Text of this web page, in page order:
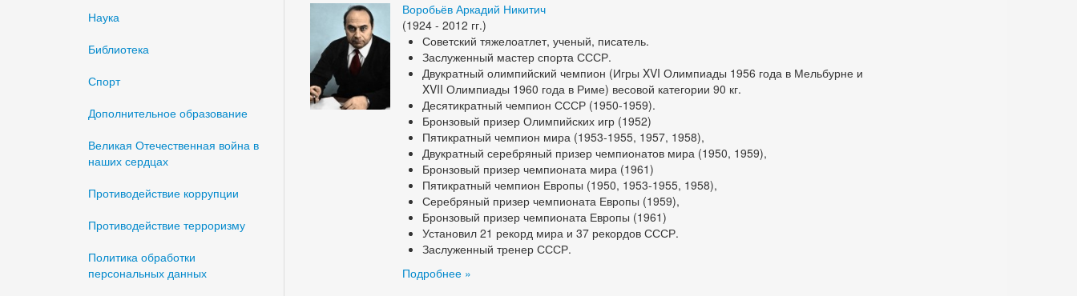
Наука
Библиотека
Спорт
Дополнительное образование
Великая Отечественная война в
наших сердцах
Противодействие коррупции
Противодействие терроризму
Политика обработки
персональных данных
Воробьёв Аркадий Никитич
(1924 - 2012 гг.)
Советский тяжелоатлет, ученый, писатель.
Заслуженный мастер спорта СССР.
Двукратный олимпийский чемпион (Игры XVI Олимпиады 1956 года в Мельбурне и
XVII Олимпиады 1960 года в Риме) весовой категории 90 кг.
Десятикратный чемпион СССР (1950-1959).
Бронзовый призер Олимпийских игр (1952)
Пятикратный чемпион мира (1953-1955, 1957, 1958),
Двукратный серебряный призер чемпионатов мира (1950, 1959),
Бронзовый призер чемпионата мира (1961)
Пятикратный чемпион Европы (1950, 1953-1955, 1958),
Серебряный призер чемпионата Европы (1959),
Бронзовый призер чемпионата Европы (1961)
Установил 21 рекорд мира и 37 рекордов СССР.
Заслуженный тренер СССР.
Подробнее »